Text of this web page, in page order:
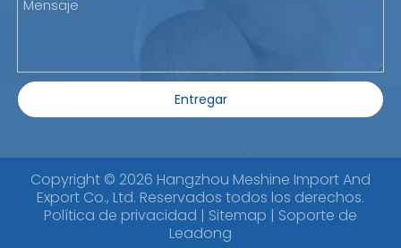
Entregar
Copyright © 2026 Hangzhou Meshine Import And
Export Co., Ltd. Reservados todos los derechos.
Política de privacidad | Sitemap | Soporte de
Leadong